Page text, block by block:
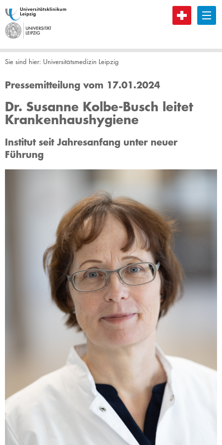
B
Sie sind hier: Universitätsmedizin Leipzig
Pressemitteilung vom 17.01.2024
Dr. Susanne Kolbe-Busch leitet
Krankenhaushygiene
Institut seit Jahresanfang unter neuer
Führung